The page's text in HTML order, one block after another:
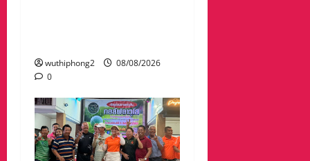
wuthiphong2
08/08/2026
0